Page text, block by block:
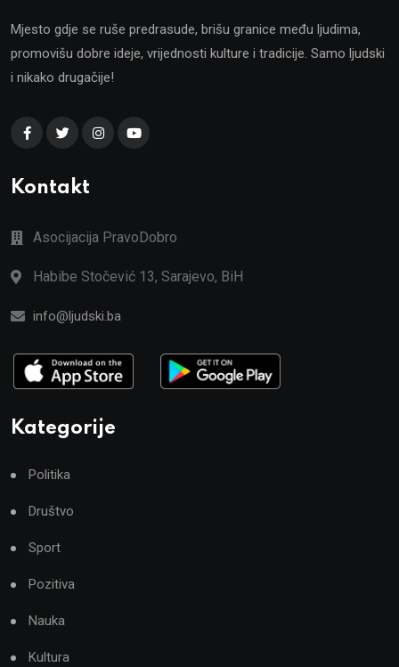
Mjesto gdje se ruše predrasude, brišu granice među ljudima,
promovišu dobre ideje, vrijednosti kulture i tradicije. Samo ljudski
i nikako drugačije!
Kontakt
Asocijacija PravoDobro
Habibe Stočević 13, Sarajevo, BiH
info@ljudski.ba
Kategorije
Politika
Društvo
Sport
Pozitiva
Nauka
Kultura